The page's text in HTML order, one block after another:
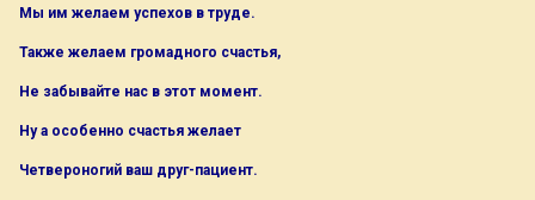
Мы им желаем успехов в труде.
Также желаем громадного счастья,
Не забывайте нас в этот момент.
Ну а особенно счастья желает
Четвероногий ваш друг-пациент.